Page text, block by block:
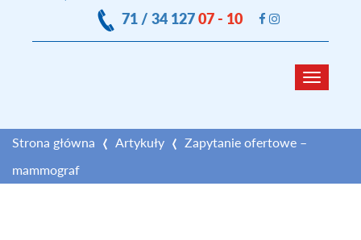
71 / 34 12707 - 10
Toggle
Strona główna Artykuły
Zapytanie ofertowe –
mammograf